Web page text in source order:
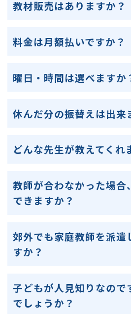
教材販売はありますか？
料金は月額払いですか？
曜日・時間は選べますか
休んだ分の振替えは出来
どんな先生が教えてくれ
教師が合わなかった場合
できますか？
郊外でも家庭教師を派遣
すか？
子どもが人見知りなので
でしょうか？